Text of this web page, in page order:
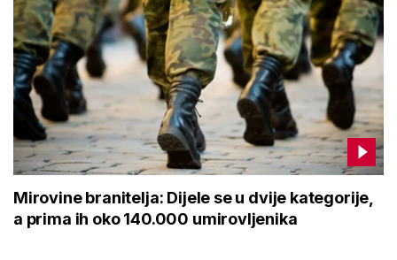
Mirovine branitelja: Dijele se u dvije kategorije,
a prima ih oko 140.000 umirovljenika